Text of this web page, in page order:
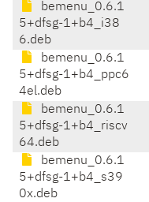
bemenu_0.6.1
5+dfsg-1+b4_i38
6.deb
bemenu_0.6.1
5+dfsg-1+b4_ppc6
4el.deb
bemenu_0.6.1
5+dfsg-1+b4_riscv
64.deb
bemenu_0.6.1
5+dfsg-1+b4_s39
0x.deb